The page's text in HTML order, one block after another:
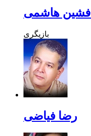
افشین هاشمی
بازیگری
رضا فیاضی